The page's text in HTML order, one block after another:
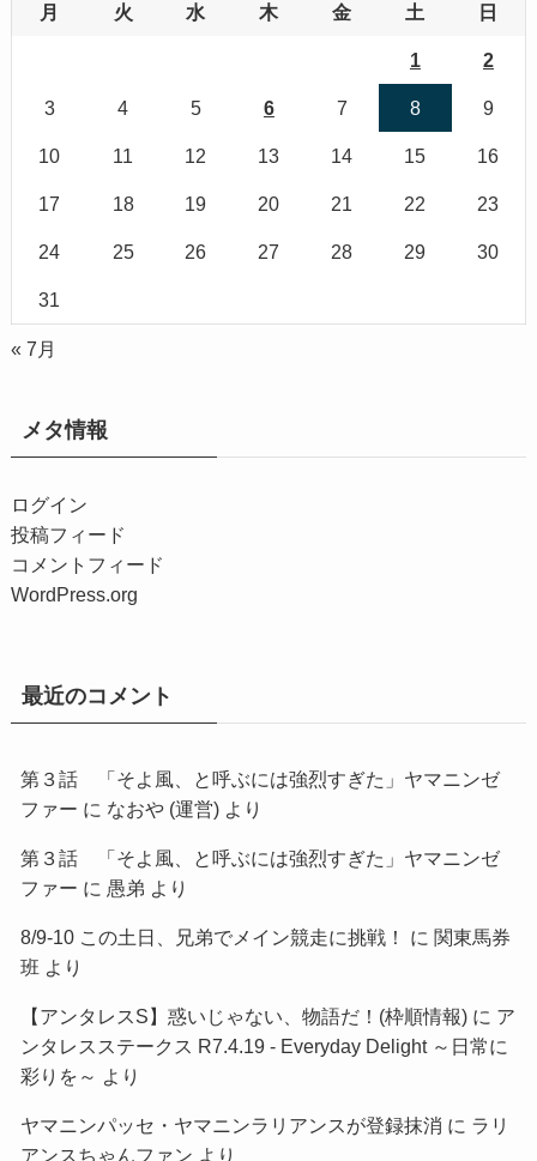
月 火 水 木 金 土 日
1 2
3 4 5 6 7 8 9
10 11 12 13 14 15 16
17 18 19 20 21 22 23
24 25 26 27 28 29 30
31
« 7月
メタ情報
ログイン
投稿フィード
コメントフィード
WordPress.org
最近のコメント
第３話 「そよ風、と呼ぶには強烈すぎた」ヤマニンゼ
ファー に なおや (運営)より
第３話 「そよ風、と呼ぶには強烈すぎた」ヤマニンゼ
ファー に 愚弟 より
8/9-10 この土日、兄弟でメイン競走に挑戦！ に 関東馬券
班 より
【アンタレスS】惑いじゃない、物語だ！(枠順情報)に ア
ンタレスステークス R7.4.19 - Everyday Delight ～日常に
彩りを～ より
ヤマニンパッセ・ヤマニンラリアンスが登録抹消 に ラリ
アンスちゃんファン より